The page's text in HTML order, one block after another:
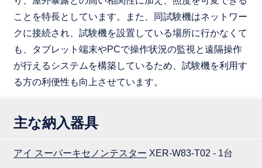
ことを特長としています。また、同試験機はネットワー
クに接続され、試験機を設置している場所に行かなくて
も、タブレット端末やPCで操作状況の監視と遠隔操作
が行えるシステムを構築しているため、試験機を利用す
る方の利便性も向上させています。
主な納入器具
アイ スーパーキセノンテスター XER-W83-T02 - 1台